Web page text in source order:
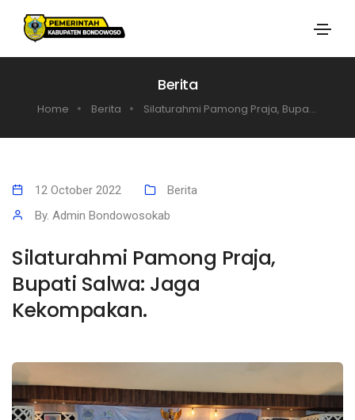
Berita
Home Berita Silaturahmi Pamong Praja, Bupa...
12 October 2022
Berita
By. Admin Bondowosokab
Silaturahmi Pamong Praja,
Bupati Salwa: Jaga
Kekompakan.